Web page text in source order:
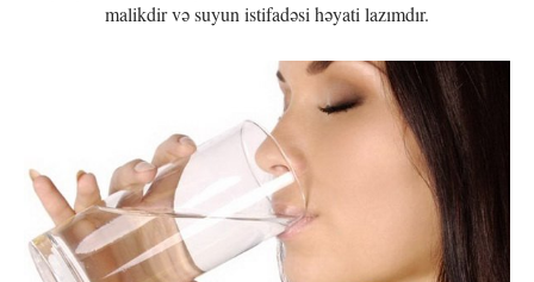
malikdir və suyun istifadəsi həyati lazımdır.